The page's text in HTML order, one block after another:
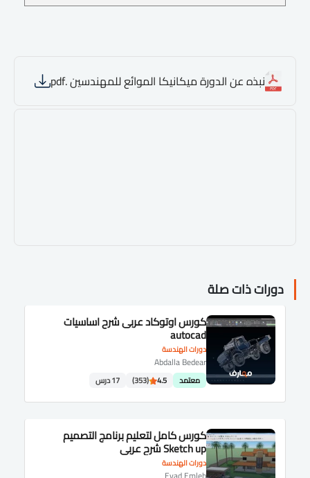
نبذه عن الدورة ميكانيكا الموائع للمهندسين .pdf
دورات ذات صلة
دورات الهندسة
كورس اوتوكاد عربى شرح اساسيات
autocad
Abdalla Bedear
معتمد 4.5
(353) 17 درس
دورات الهندسة
كورس كامل لتعليم برنامج التصميم
Sketch up شرح عربى